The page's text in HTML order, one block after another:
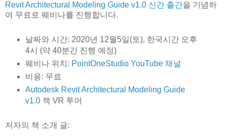
Revit Architectural Modeling Guide v1.0 신간 출간을 기념하
여 무료로 웨비나를 진행합니다.
날짜와 시간: 2020년 12월5일(토), 한국시간 오후
4시 (약 40분간 진행 예정)
웨비나 위치: PointOneStudio YouTube 채널
비용: 무료
Autodesk Revit Architectural Modeling Guide
v1.0책 VR 투어
저자의 책 소개 글: